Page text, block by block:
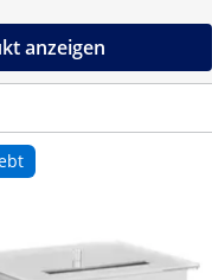
anzeigen